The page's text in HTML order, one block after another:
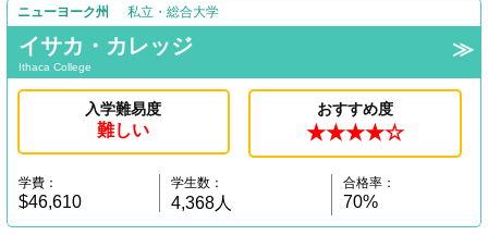
ニューヨーク州 私立・総合大学
イサカ・カレッジ
Ithaca College
入学難易度
難しい
おすすめ度
★★★★☆
学費：
$46,610
学生数：
4,368人
合格率：
70%